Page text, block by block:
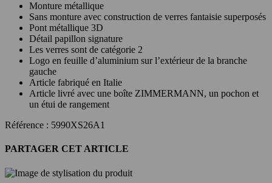
Monture métallique
Sans monture avec construction de verres fantaisie superposés
Pont métallique 3D
Détail papillon signature
Les verres sont de catégorie 2
Logo en feuille d’aluminium sur l’extérieur de la branche
gauche
Article fabriqué en Italie
Article livré avec une boîte ZIMMERMANN, un pochon et
un étui de rangement
Référence : 5990XS26A1
PARTAGER CET ARTICLE